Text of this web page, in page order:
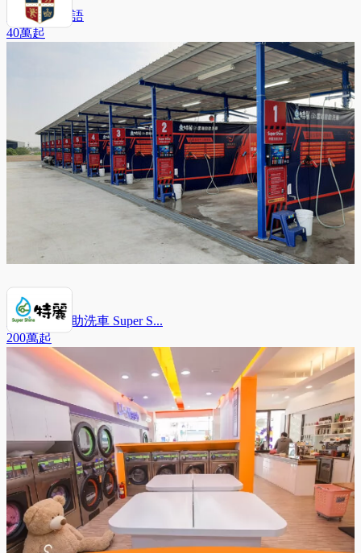
英國皇家英語
40萬起
特麗雲端自助洗車 Super S...
200萬起